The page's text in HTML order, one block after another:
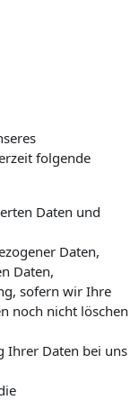
folgende
Daten und
Daten,
Daten,
sofern wir Ihre
noch nicht löschen
Ihrer Daten bei uns